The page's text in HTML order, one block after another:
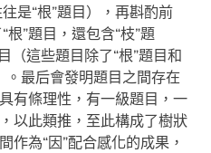
是“根”題目），再斟酌前
”題目，還包含“枝”題
（這些題目除了“根”題目和
。最后會發明題目之間存在
有條理性，有一級題目，一
以此類推，至此構成了樹狀
作為“因”配合感化的成果，